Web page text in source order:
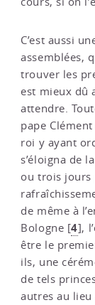
C’est aussi
assemblées,
trouver les
est mieux dû
attendre.
pape
roi y ayant
s’éloigna de
ou trois jours
de même à
Bologne [4],
être le
ils, une
de tels
autres au lieu